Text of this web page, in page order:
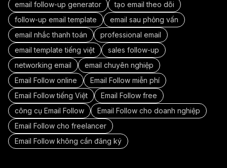
email follow-up generator
tạo email theo dõi
follow-up email template
email sau phỏng vấn
email nhắc thanh toán
professional email
email template tiếng việt
sales follow-up
networking email
email chuyên nghiệp
Email Follow online
Email Follow miễn phí
Email Follow tiếng Việt
Email Follow free
công cụ Email Follow
Email Follow cho doanh nghiệp
Email Follow cho freelancer
Email Follow không cần đăng ký